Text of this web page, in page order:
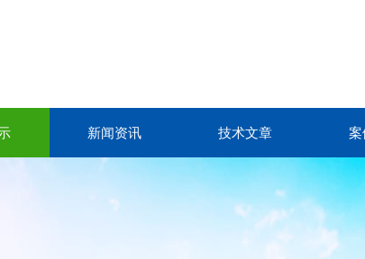
新闻资讯 技术文章